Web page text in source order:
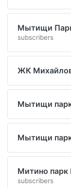
Мытищи
subscribers
ЖК
Мытищи
Мытищи
Митино
subscribers